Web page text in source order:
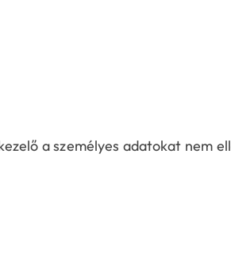
a személyes adatokat nem